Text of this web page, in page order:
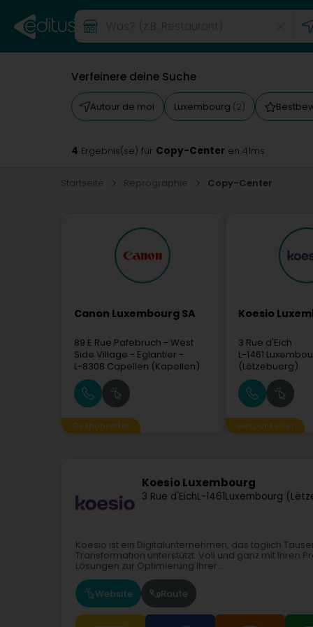
Verfeinere deine Suche
Autour de moi Luxembourg (2)
4 Ergebnis(se) für Copy-Center en 41ms
Startseite Reprographie Copy-Center
Canon Luxembourg SA
89 E Rue Pafebruch - West
Side Village - Eglantier -
L-8308 Capellen (Kapellen)
Gesponserter
Koesio
3 Rue d'Eich
L-1461
(Lëtzebuerg)
Gesponserter
Koesio Luxembourg
3 Rue d'EichL-1461Luxembourg
Koesio ist ein Digitalunternehmen, das täglich
Transformation unterstützt. Voll und ganz mit Ihren
Lösungen zur Optimierung Ihrer...
Website Route